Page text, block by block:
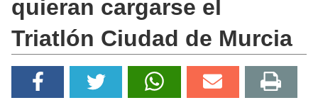
quieran cargarse el
Triatlón Ciudad de Murcia